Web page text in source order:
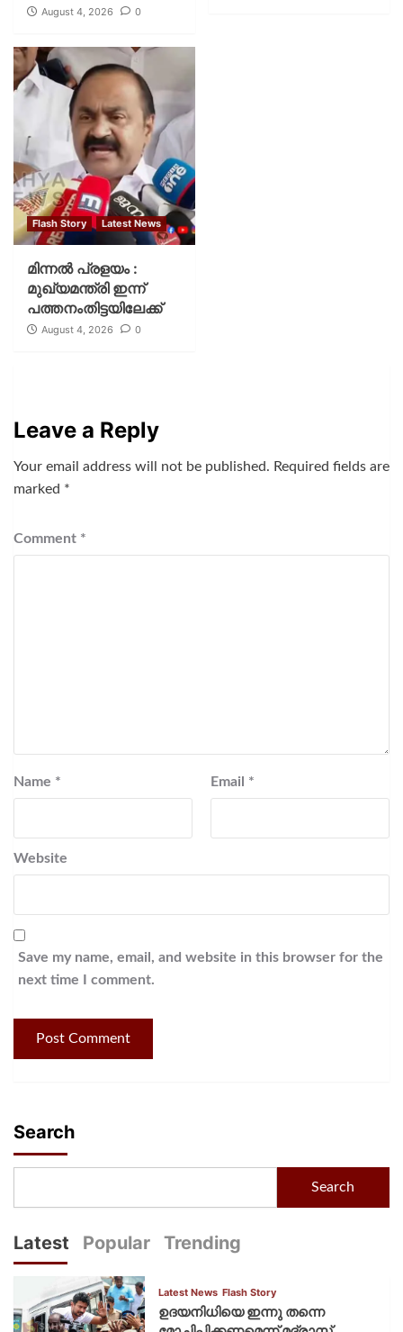
August 4, 2026 0
Flash Story Latest News
മിന്നല്‍ പ്രളയം :
മുഖ്യമന്ത്രി ഇന്ന്
പത്തനംതിട്ടയിലേക്ക്
August 4, 2026 0
Leave a Reply
Your email address will not be published. Required fields are
marked *
Comment *
Name * Email *
Website
Save my name, email, and website in this browser for the
next time I comment.
Search
Search
Latest Popular Trending
Latest News Flash Story
ഉദയനിധിയെ ഇന്നു തന്നെ